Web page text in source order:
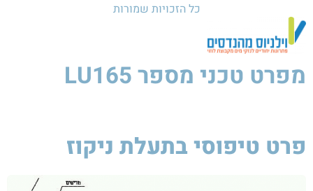
כל הזכויות שמורות
מפרט טכנימספר LU165
פרט טיפוסי בתעלת ניקוז